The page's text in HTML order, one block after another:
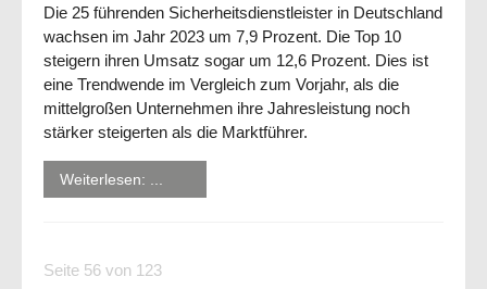
Die 25 führenden Sicherheitsdienstleister in Deutschland
wachsen im Jahr 2023 um 7,9 Prozent. Die Top 10
steigern ihren Umsatz sogar um 12,6 Prozent. Dies ist
eine Trendwende im Vergleich zum Vorjahr, als die
mittelgroßen Unternehmen ihre Jahresleistung noch
stärker steigerten als die Marktführer.
Weiterlesen: ...
Seite 56 von 123